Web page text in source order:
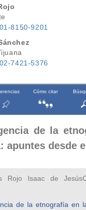
8150-9201
7421-5376